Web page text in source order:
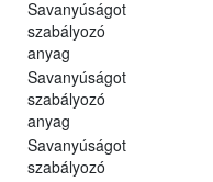
Savanyúságot
szabályozó
anyag
Savanyúságot
szabályozó
anyag
Savanyúságot
szabályozó